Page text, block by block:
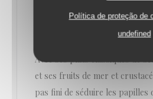
Política de proteção de
undefined
institution nichée dans le 2ème
Avec ses plats classiques de
et ses fruits de mer et
pas fini de séduire les papilles